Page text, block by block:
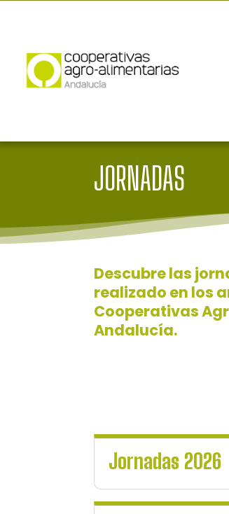
JORNADAS
Descubre las
realizado en los
Cooperativas
Andalucía.
Jornadas 2026